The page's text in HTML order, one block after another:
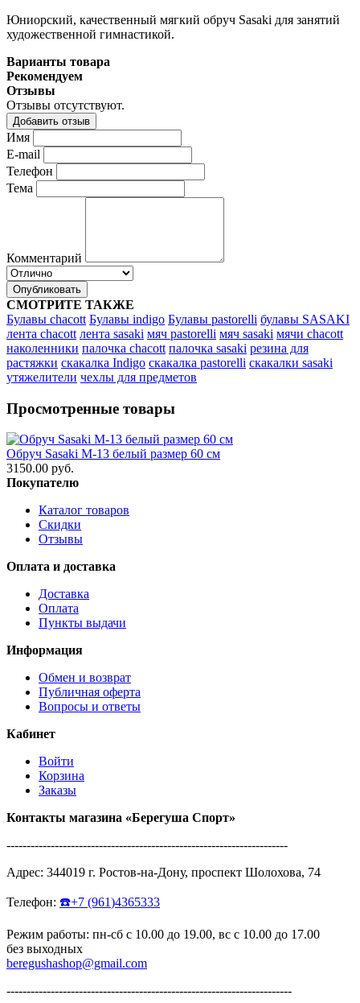
Юниорский, качественный мягкий обруч Sasaki для занятий
художественной гимнастикой.
Варианты товара
Рекомендуем
Отзывы
Отзывы отсутствуют.
Добавить отзыв
Имя
E-mail
Телефон
Тема
Комментарий
Опубликовать
СМОТРИТЕ ТАКЖЕ
Булавы chacott Булавы indigo Булавы pastorelli булавы SASAKI
лента chacott лента sasaki мяч pastorelli мяч sasaki мячи chacott
наколенники палочка chacott палочка sasaki резина для
растяжки скакалка Indigo скакалка pastorelli скакалки sasaki
утяжелители чехлы для предметов
Просмотренные товары
Обруч Sasaki M-13 белый размер 60 см
3150.00 руб.
Покупателю
Каталог товаров
Скидки
Отзывы
Оплата и доставка
Доставка
Оплата
Пункты выдачи
Информация
Обмен и возврат
Публичная оферта
Вопросы и ответы
Кабинет
Войти
Корзина
Заказы
Контакты магазина «Берегуша Спорт»
----------------------------------------------------------------------
Адрес: 344019 г. Ростов-на-Дону, проспект Шолохова, 74
Телефон: ☎️+7 (961)4365333
Режим работы: пн-сб с 10.00 до 19.00, вс с 10.00 до 17.00
без выходных
beregushashop@gmail.com
-----------------------------------------------------------------------